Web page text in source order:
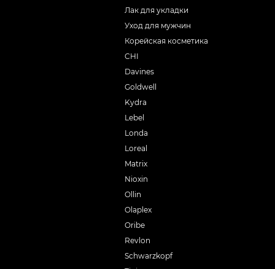
Лак для укладки
Уход для мужчин
Корейская косметика
CHI
Davines
Goldwell
Kydra
Lebel
Londa
Loreal
Matrix
Nioxin
Ollin
Olaplex
Oribe
Revlon
Schwarzkopf